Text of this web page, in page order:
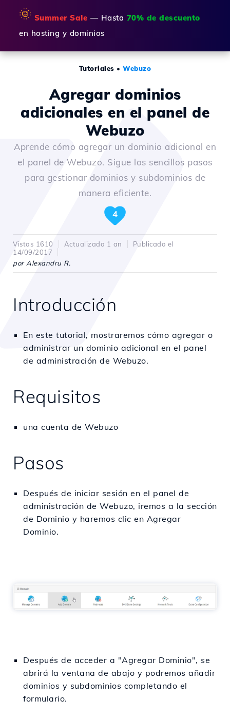
🌞 Summer Sale — Hasta 70% de descuento
en hosting y dominios
Tutoriales •Webuzo
Agregar dominios
adicionales en el panel de
Webuzo
Aprende cómo agregar un dominio adicional en
el panel de Webuzo. Sigue los sencillos pasos
para gestionar dominios y subdominios de
manera eficiente.
4
Vistas 1610 Actualizado 1 an
Publicado el
14/09/2017
por Alexandru R.
Introducción
En este tutorial, mostraremos cómo agregar o
administrar un dominio adicional en el panel
de administración de Webuzo.
Requisitos
una cuenta de Webuzo
Pasos
Después de iniciar sesión en el panel de
administración de Webuzo, iremos a la sección
de Dominio y haremos clic en Agregar
Dominio.
Después de acceder a "Agregar Dominio", se
abrirá la ventana de abajo y podremos añadir
dominios y subdominios completando el
formulario.